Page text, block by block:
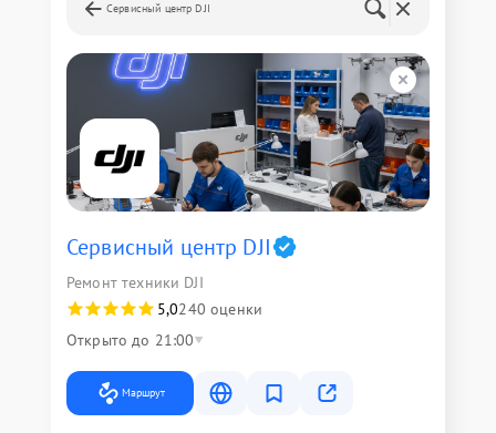
Сервисный центр DJI
Сервисный центр DJI
Ремонт техники DJI
5,0240 оценки
Открыто до 21:00
Маршрут